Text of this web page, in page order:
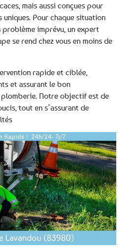
mais aussi conçues pour
Pour chaque situation
problème imprévu, un expert
se rend chez vous en moins de
rapide et ciblée,
et assurant le bon
Notre objectif est de
tout en s’assurant de